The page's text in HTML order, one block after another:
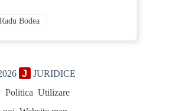
Bodea
J
JURIDICE
Politica Utilizare